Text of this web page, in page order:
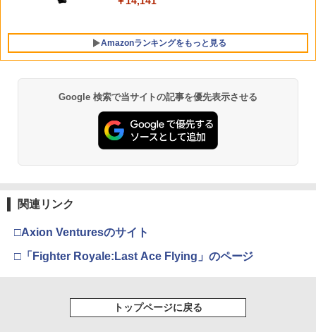
￥2,880
5 Nintendo Switch 2 ACアダプター
[ 松井優征 ]
￥7,150
Amazonランキングをもっと見る
窩座再来 通常版 [Blu-ray]
￥3,982
2
【Amazon.co.jp限定】劇場版モノノ怪
第三章 蛇神 (Amazon.co.jp限定オリジ
Google 検索で当サイトの記事を優先表示させる
関連リンク
□Axion Venturesのサイト
□「Fighter Royale:Last Ace Flying」のページ
トップページに戻る